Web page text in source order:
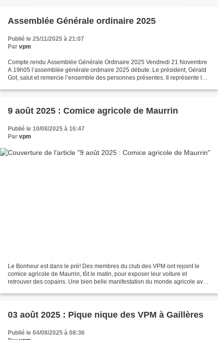
Assemblée Générale ordinaire 2025
Publié le 25/11/2025 à 21:07
Par vpm
Compte rendu Assemblée Générale Ordinaire 2025 Vendredi 21 Novembre
A 19h05 l’assemblée générale ordinaire 2025 débute. Le président, Gérald
Got, salut et remercie l’ensemble des personnes présentes. Il représente le
9 août 2025 : Comice agricole de Maurrin
Publié le 10/08/2025 à 16:47
Par vpm
Le Bonheur est dans le pré! Des membres du club des VPM ont rejoint le
comice agricole de Maurrin, tôt le matin, pour exposer leur voiture et
retrouver des copains. Une bien belle manifestation du monde agricole avec
03 août 2025 : Pique nique des VPM à Gaillères
Publié le 04/08/2025 à 08:36